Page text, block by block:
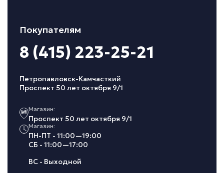
Покупателям
8 (415) 223-25-21
Петропавловск-Камчасткий
Проспект 50 лет октября 9/1
Магазин:
Проспект 50 лет октября 9/1
Магазин:
ПН-ПТ - 11:00—19:00
СБ - 11:00—17:00
ВС - Выходной